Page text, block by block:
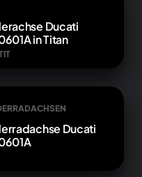
Ducati
in Titan
Ducati